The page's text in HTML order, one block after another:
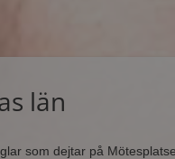
län
som dejtar på